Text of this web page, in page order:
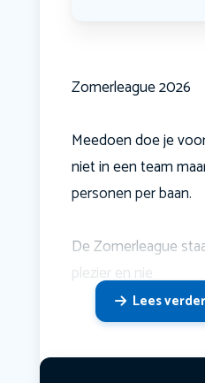
Zomerleague 2026
Meedoen doe je
niet in een team
personen per baan.
De Zomerleague
plezier en nie
Lees